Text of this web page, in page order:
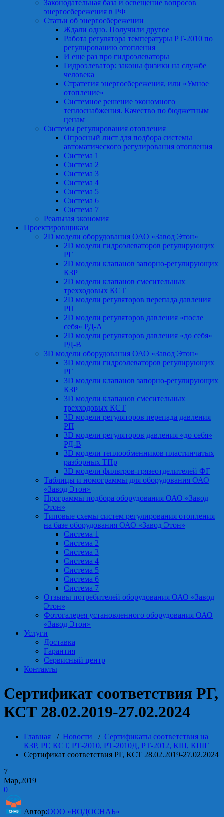
Законодательная база и освещение вопросов
энергосбережения в РФ
Статьи об энергосбережении
Ждали одно. Получили другое
Работа регулятора температуры РТ-2010 по
регулированию отопления
И еще раз про гидроэлеваторы
Гидроэлеватор: законы физики на службе
человека
Стратегия энергосбережения, или «Умное
отопление»
Системное решение экономного
теплоснабжения. Качество по бюджетным
ценам
Системы регулирования отопления
Опросный лист для подбора системы
автоматического регулирования отопления
Система 1
Система 2
Система 3
Система 4
Система 5
Система 6
Система 7
Реальная экономия
Проектировщикам
2D модели оборудования ОАО «Завод Этон»
2D модели гидроэлеваторов регулирующих
РГ
2D модели клапанов запорно-регулирующих
КЗР
2D модели клапанов смесительных
трехходовых КСТ
2D модели регуляторов перепада давления
РП
2D модели регуляторов давления «после
себя» РД-А
2D модели регуляторов давления «до себя»
РД-В
3D модели оборудования ОАО «Завод Этон»
3D модели гидроэлеваторов регулирующих
РГ
3D модели клапанов запорно-регулирующих
КЗР
3D модели клапанов смесительных
трехходовых КСТ
3D модели регуляторов перепада давления
РП
3D модели регуляторов давления «до себя»
РД-В
3D модели теплообменников пластинчатых
разборных ТПр
3D модели фильтров-грязеотделителей ФГ
Таблицы и номограммы для оборудования ОАО
«Завод Этон»
Программы подбора оборудования ОАО «Завод
Этон»
Типовые схемы систем регулирования отопления
на базе оборудования ОАО «Завод Этон»
Система 1
Система 2
Система 3
Система 4
Система 5
Система 6
Система 7
Отзывы потребителей оборудования ОАО «Завод
Этон»
Фотогалерея установленного оборудования ОАО
«Завод Этон»
Услуги
Доставка
Гарантия
Сервисный центр
Контакты
Сертификат соответствия РГ,
КСТ 28.02.2019-27.02.2024
Главная / Новости / Сертификаты соответствия на
КЗР, РГ, КСТ, РТ-2010, РТ-2010Д, РТ-2012, КШ, КШГ
Сертификат соответствия РГ, КСТ 28.02.2019-27.02.2024
7
Мар,2019
0
Автор:ООО «ВОДОСНАБ»